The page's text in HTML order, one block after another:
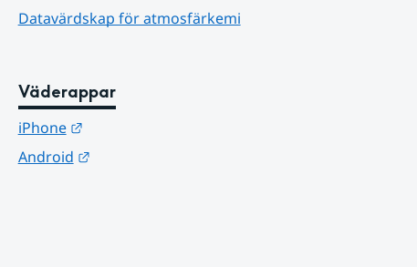
Datavärdskap för atmosfärkemi
Väderappar
iPhone
Länk till annan webbplats.
Android
Länk till annan webbplats.